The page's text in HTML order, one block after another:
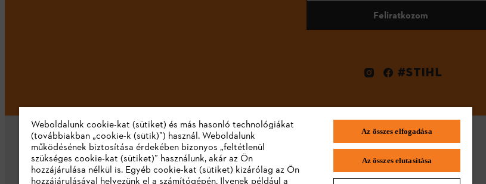
Feliratkozom
#STIHL
Weboldalunk cookie-kat (sütiket) és más hasonló technológiákat
(továbbiakban „cookie-k (sütik)”) használ. Weboldalunk
működésének biztosítása érdekében bizonyos „feltétlenül
szükséges cookie-kat (sütiket)” használunk, akár az Ön
hozzájárulása nélkül is. Egyéb cookie-kat (sütiket) kizárólag az Ön
Az összes elfogadása
Az összes elutasítása